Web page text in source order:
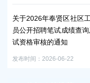
机关事业单位编外人
者、哨员公开招聘面
上海
发布时